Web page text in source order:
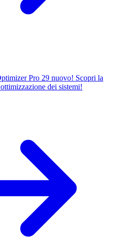
Pro 29 nuovo! Scopri la
dei sistemi!